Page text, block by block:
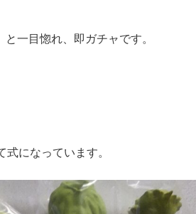
一目惚れ、即ガチャです。
になっています。